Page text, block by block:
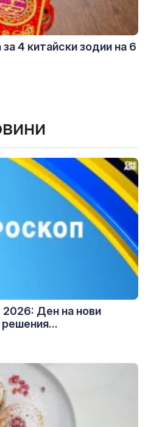
4 китайски зодии на 6
2026: Ден на нови